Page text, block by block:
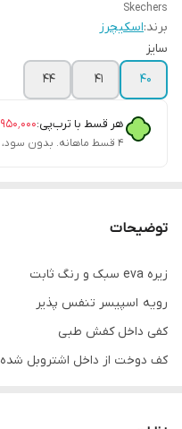
Skechers
برند:اسکیچرز
سایز
40
41
44
هر قسط با ترب‌پی:۹۵۰٬۰۰۰
۴ قسط ماهانه. بدون سود، چک و ضامن.
توضیحات
زیره eva سبک و رنگ ثابت
رویه اسپیسر تنفس پذیر
کفی داخل کفش طبی
کف دوخت از داخل اشتروبل شده